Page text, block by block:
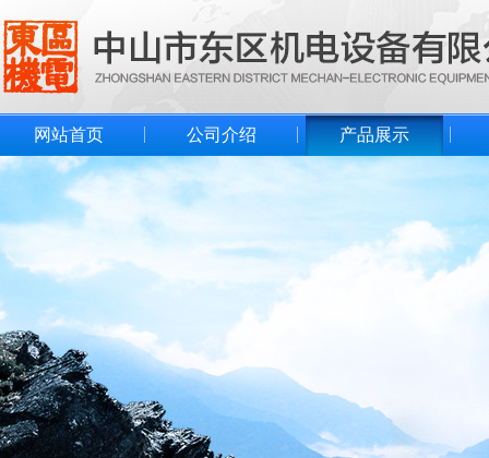
网站首页 公司介绍 产品展示